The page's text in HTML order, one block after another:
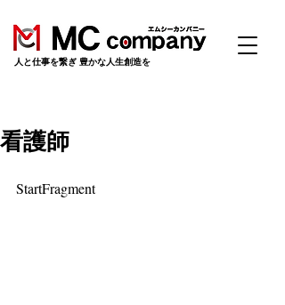
​人と仕事を繋ぎ 豊かな人生創造を
看護師
StartFragment